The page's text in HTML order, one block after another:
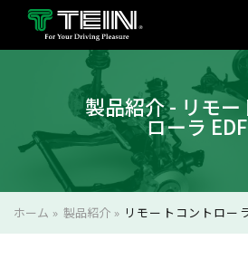
製品紹介 - リモ
ローラ
ホーム » 製品紹介» リモートコントロー